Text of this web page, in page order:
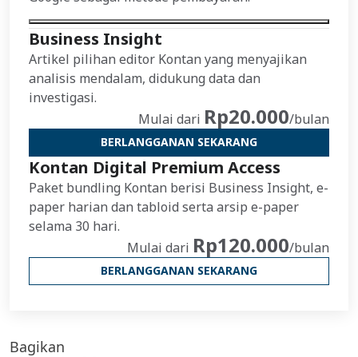
Business Insight
Artikel pilihan editor Kontan yang menyajikan
analisis mendalam, didukung data dan
investigasi.
Mulai dari Rp20.000/bulan
BERLANGGANAN SEKARANG
Kontan Digital Premium Access
Paket bundling Kontan berisi Business Insight, e-
paper harian dan tabloid serta arsip e-paper
selama 30 hari.
Mulai dari Rp120.000/bulan
BERLANGGANAN SEKARANG
Bagikan